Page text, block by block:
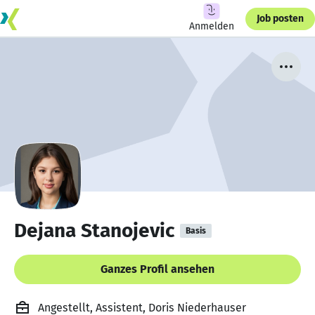
Anmelden
Job posten
Dejana Stanojevic Basis
Ganzes Profil ansehen
Angestellt, Assistent, Doris Niederhauser